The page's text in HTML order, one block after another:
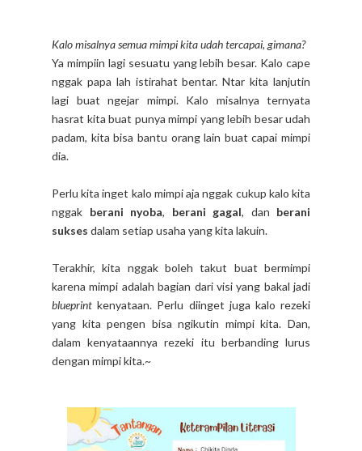
Kalo misalnya semua mimpi kita udah tercapai, gimana?
Ya mimpiin lagi sesuatu yang lebih besar. Kalo cape
nggak papa lah istirahat bentar. Ntar kita lanjutin
lagi buat ngejar mimpi. Kalo misalnya ternyata
hasrat kita buat punya mimpi yang lebih besar udah
padam, kita bisa bantu orang lain buat capai mimpi
dia.
Perlu kita inget kalo mimpi aja nggak cukup kalo kita
nggak berani nyoba, berani gagal, dan berani
sukses dalam setiap usaha yang kita lakuin.
Terakhir, kita nggak boleh takut buat bermimpi
karena mimpi adalah bagian dari visi yang bakal jadi
blueprint kenyataan. Perlu diinget juga kalo rezeki
yang kita pengen bisa ngikutin mimpi kita. Dan,
dalam kenyataannya rezeki itu berbanding lurus
dengan mimpi kita.~